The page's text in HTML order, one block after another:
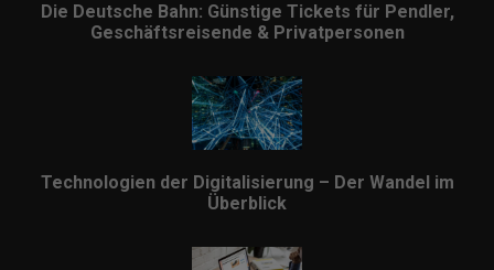
Die Deutsche Bahn: Günstige Tickets für Pendler,
Geschäftsreisende & Privatpersonen
Technologien der Digitalisierung – Der Wandel im
Überblick